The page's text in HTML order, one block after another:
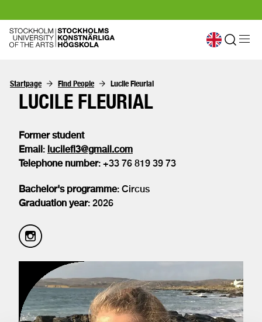
Startpage Find People Lucile Fleurial
LUCILE FLEURIAL
Former student
Email: lucilefl3@gmail.com
Telephone number: +33 76 819 39 73
Bachelor's programme: Circus
Graduation year: 2026